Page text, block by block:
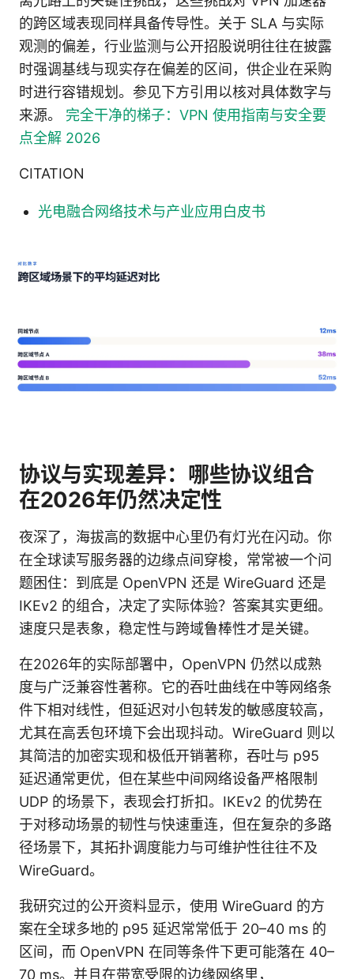
的跨区域表现同样具备传导性。关于 SLA 与实际
观测的偏差，行业监测与公开招股说明往往在披露
时强调基线与现实存在偏差的区间，供企业在采购
时进行容错规划。参见下方引用以核对具体数字与
来源。 完全干净的梯子：VPN 使用指南与安全要
点全解 2026
CITATION
光电融合网络技术与产业应用白皮书
协议与实现差异：哪些协议组合
在2026年仍然决定性
夜深了，海拔高的数据中心里仍有灯光在闪动。你
在全球读写服务器的边缘点间穿梭，常常被一个问
题困住：到底是 OpenVPN 还是 WireGuard 还是
IKEv2 的组合，决定了实际体验？答案其实更细。
速度只是表象，稳定性与跨域鲁棒性才是关键。
在2026年的实际部署中，OpenVPN 仍然以成熟
度与广泛兼容性著称。它的吞吐曲线在中等网络条
件下相对线性，但延迟对小包转发的敏感度较高，
尤其在高丢包环境下会出现抖动。WireGuard 则以
其简洁的加密实现和极低开销著称，吞吐与 p95
延迟通常更优，但在某些中间网络设备严格限制
UDP 的场景下，表现会打折扣。IKEv2 的优势在
于对移动场景的韧性与快速重连，但在复杂的多路
径场景下，其拓扑调度能力与可维护性往往不及
WireGuard。
我研究过的公开资料显示，使用 WireGuard 的方
案在全球多地的 p95 延迟常常低于 20–40 ms 的
区间，而 OpenVPN 在同等条件下更可能落在 40–
70 ms。并且在带宽受限的边缘网络里，